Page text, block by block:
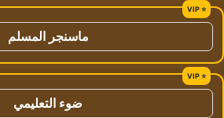
ماسنجر المسلم
ضوء التعليمي